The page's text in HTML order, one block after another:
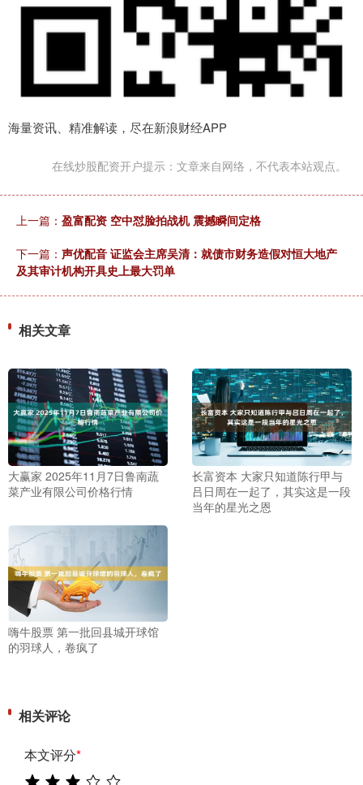
海量资讯、精准解读，尽在新浪财经APP
在线炒股配资开户提示：文章来自网络，不代表本站观点。
上一篇： 盈富配资 空中怼脸拍战机 震撼瞬间定格
下一篇： 声优配音 证监会主席吴清：就债市财务造假对恒大地产
及其审计机构开具史上最大罚单
相关文章
大赢家 2025年11月7日鲁南蔬
菜产业有限公司价格行情
长富资本 大家只知道陈行甲与
吕日周在一起了，其实这是一段
当年的星光之恩
嗨牛股票 第一批回县城开球馆
的羽球人，卷疯了
相关评论
本文评分*